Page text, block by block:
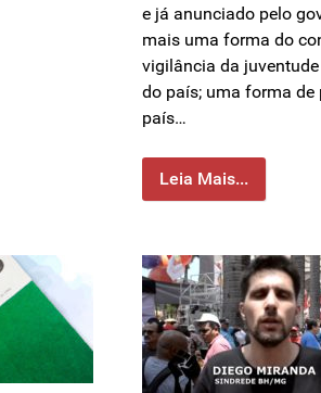
e já anunciado pelo
mais uma forma do
vigilância da
do país; uma forma de
país…
Leia Mais...